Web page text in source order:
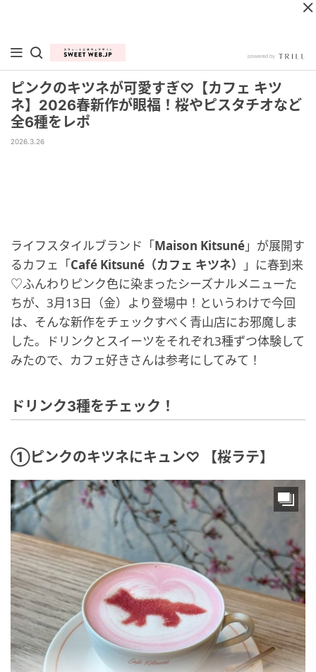
ピンクのキツネが可愛すぎ♡【カフェ キツ
ネ】2026春新作が眼福！桜やピスタチオなど
全6種をレポ
2026.3.26
ライフスタイルブランド「Maison Kitsuné」が展開す
るカフェ「Café Kitsuné（カフェ キツネ）
」に春到来
♡ふんわりピンク色に染まったシーズナルメニューた
ちが、3月13日（金）より登場中！というわけで今回
は、そんな新作をチェックすべく青山店にお邪魔しま
した。ドリンクとスイーツをそれぞれ3種ずつ体験して
みたので、カフェ好きさんは参考にしてみて！
ドリンク3種をチェック！
①ピンクのキツネにキュン♡ 【桜ラテ】